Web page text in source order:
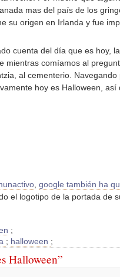
mas del país de los
su origen en Irlanda y fue
cuenta del día que es hoy,
mientras comíamos al
al cementerio. Navegando
hoy es Halloween, así
, google también ha
el logotipo de la portada de
;
; halloween ;
Halloween”